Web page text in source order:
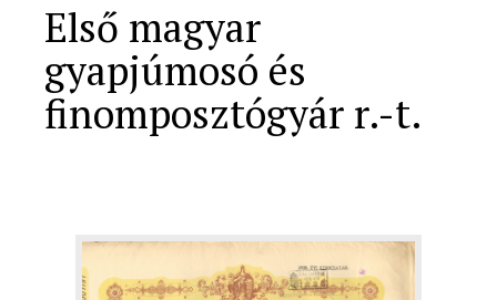
Első magyar
gyapjúmosó és
finomposztógyár r.-t.